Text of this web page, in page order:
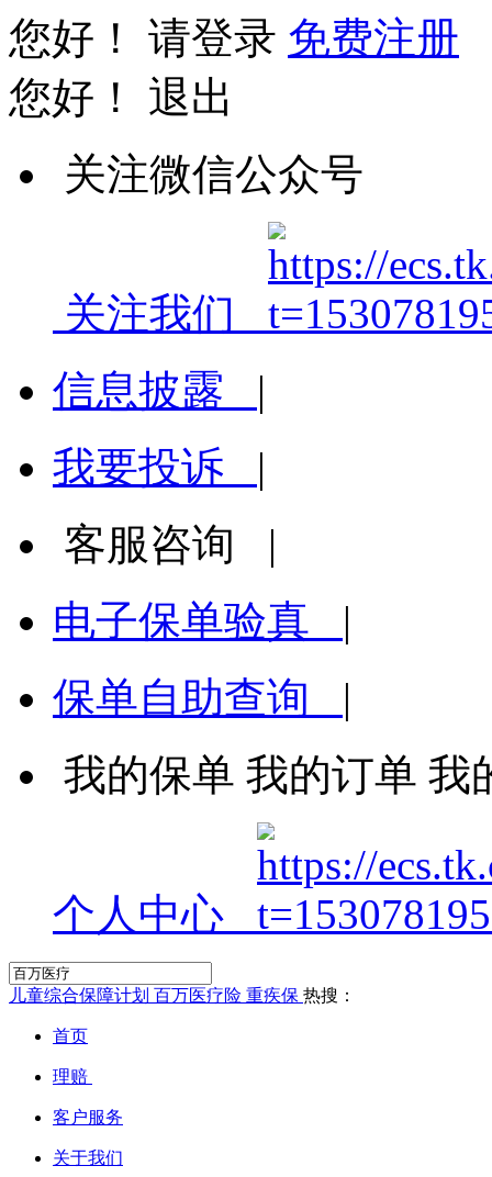
您好！ 请登录 免费注册
您好！ 退出
关注微信公众号
关注我们
信息披露 |
我要投诉 |
客服咨询 |
电子保单验真 |
保单自助查询 |
我的保单 我的订单 我
个人中心
儿童综合保障计划 百万医疗险 重疾保 热搜：
首页
理赔
客户服务
关于我们